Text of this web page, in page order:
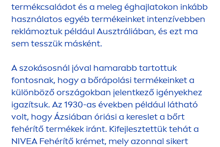
termékcsaládot és a meleg éghajlatokon inkább
használatos egyéb termékeinket intenzívebben
reklámoztuk például Ausztráliában, és ezt ma
sem tesszük másként.
A szokásosnál jóval hamarabb tartottuk
fontosnak, hogy a bőrápolási termékeinket a
különböző országokban jelentkező igényekhez
igazítsuk. Az 1930-as években például látható
volt, hogy Ázsiában óriási a kereslet a bőrt
fehérítő termékek iránt. Kifejlesztettük tehát a
NIVEA Fehérítő krémet, mely azonnal sikert